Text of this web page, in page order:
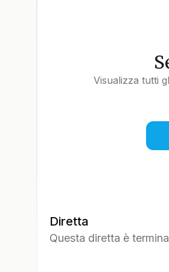
Visualizza tutti
Diretta
Questa diretta è